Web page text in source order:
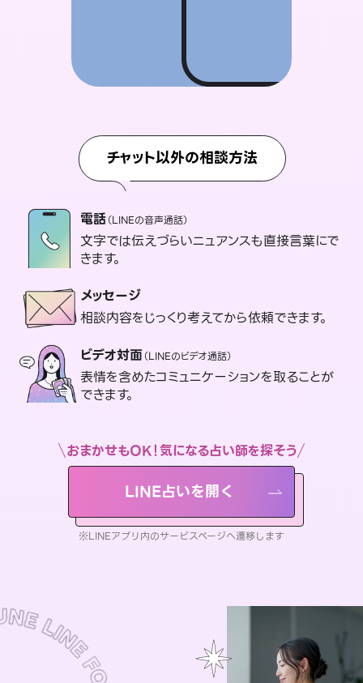
チャット以外の相談方法
電話（LINEの音声通話）
文字では伝えづらいニュアンスも直接言葉にで
きます。
メッセージ
相談内容をじっくり考えてから依頼できます。
ビデオ対面（LINEのビデオ通話）
表情を含めたコミュニケーションを取ることが
できます。
おまかせもOK！気になる占い師を探そう
LINE占いを開く
※LINEアプリ内のサービスページへ遷移します